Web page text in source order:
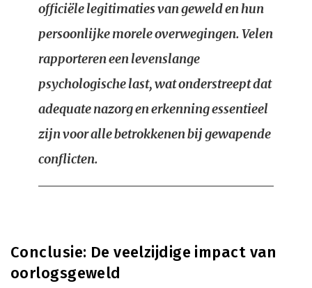
officiële legitimaties van geweld en hun
persoonlijke morele overwegingen. Velen
rapporteren een levenslange
psychologische last, wat onderstreept dat
adequate nazorg en erkenning essentieel
zijn voor alle betrokkenen bij gewapende
conflicten.
Conclusie: De veelzijdige impact van
oorlogsgeweld